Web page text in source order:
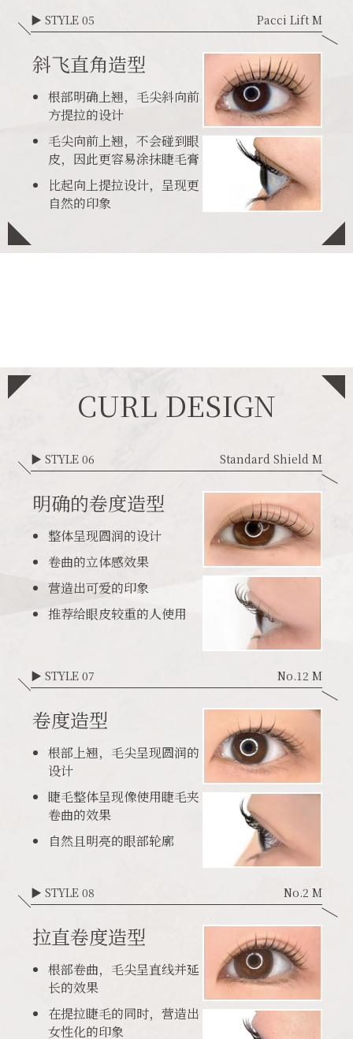
▶ STYLE 05 Pacci Lift M
斜飞直角造型
根部明确上翘，毛尖斜向前
方提拉的设计
毛尖向前上翘，不会碰到眼
皮，因此更容易涂抹睫毛膏
比起向上提拉设计，呈现更
自然的印象
CURL DESIGN
▶ STYLE 06 Standard Shield M
明确的卷度造型
整体呈现圆润的设计
卷曲的立体感效果
营造出可爱的印象
推荐给眼皮较重的人使用
▶ STYLE 07 No.12 M
卷度造型
根部上翘，毛尖呈现圆润的
设计
睫毛整体呈现像使用睫毛夹
卷曲的效果
自然且明亮的眼部轮廓
▶ STYLE 08 No.2 M
拉直卷度造型
根部卷曲，毛尖呈直线并延
长的效果
在提拉睫毛的同时，营造出
女性化的印象